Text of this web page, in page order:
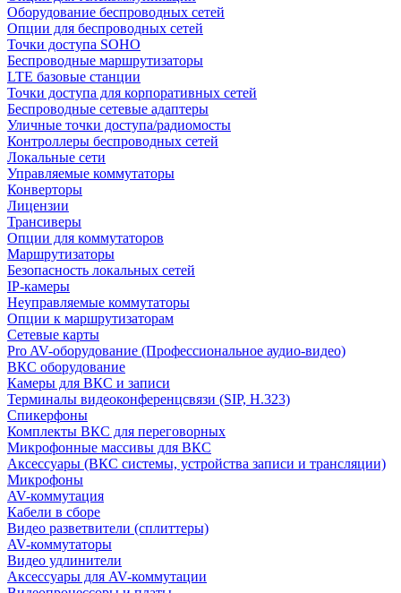
Оборудование беспроводных сетей
Опции для беспроводных сетей
Точки доступа SOHO
Беспроводные маршрутизаторы
LTE базовые станции
Точки доступа для корпоративных сетей
Беспроводные сетевые адаптеры
Уличные точки доступа/радиомосты
Контроллеры беспроводных сетей
Локальные сети
Управляемые коммутаторы
Конверторы
Лицензии
Трансиверы
Опции для коммутаторов
Маршрутизаторы
Безопасность локальных сетей
IP-камеры
Неуправляемые коммутаторы
Опции к маршрутизаторам
Сетевые карты
Pro AV-оборудование (Профессиональное аудио-видео)
ВКС оборудование
Камеры для ВКС и записи
Терминалы видеоконференцсвязи (SIP, H.323)
Спикерфоны
Комплекты ВКС для переговорных
Микрофонные массивы для ВКС
Аксессуары (ВКС системы, устройства записи и трансляции)
Микрофоны
AV-коммутация
Кабели в сборе
Видео разветвители (сплиттеры)
AV-коммутаторы
Видео удлинители
Аксессуары для AV-коммутации